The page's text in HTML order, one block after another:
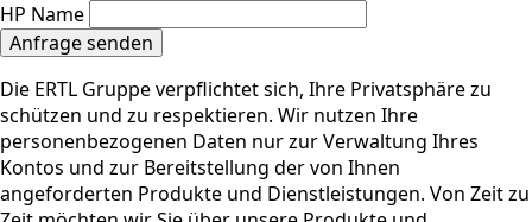
HP Name
Anfrage senden
Die ERTL Gruppe verpflichtet sich, Ihre Privatsphäre zu
schützen und zu respektieren. Wir nutzen Ihre
personenbezogenen Daten nur zur Verwaltung Ihres
Kontos und zur Bereitstellung der von Ihnen
angeforderten Produkte und Dienstleistungen. Von Zeit zu